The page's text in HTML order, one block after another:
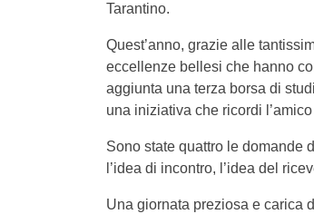
Tarantino.
Quest’anno, grazie alle
eccellenze bellesi che hanno
aggiunta una terza borsa di
una iniziativa che ricordi
Sono state quattro le domande
l’idea di incontro, l’idea del
Una giornata preziosa e carica